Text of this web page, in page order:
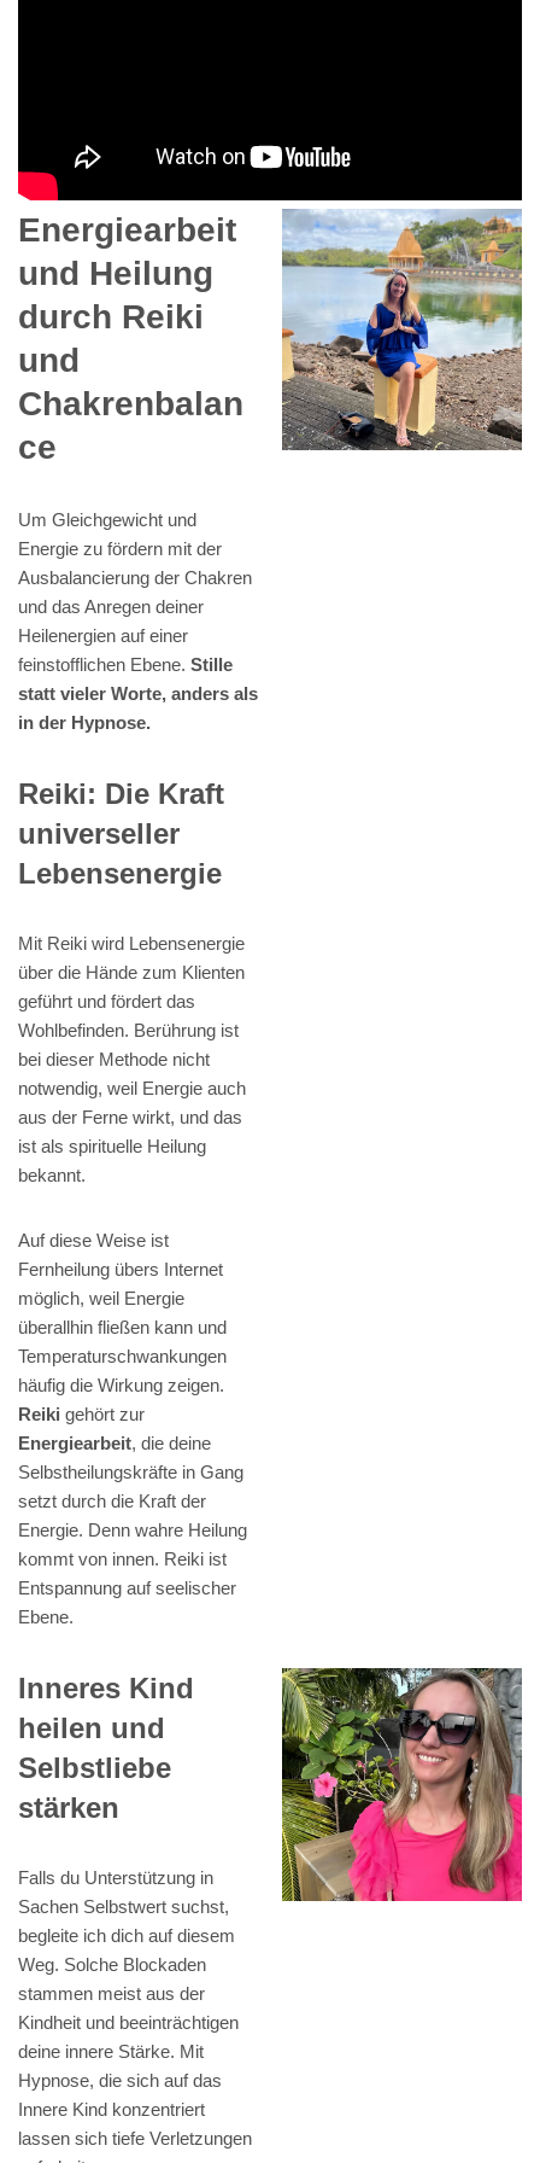
Energiearbeit
und Heilung
durch Reiki
und
Chakrenbalan
ce
Um Gleichgewicht und
Energie zu fördern mit der
Ausbalancierung der Chakren
und das Anregen deiner
Heilenergien auf einer
feinstofflichen Ebene. Stille
statt vieler Worte, anders als
in der Hypnose.
Reiki: Die Kraft
universeller
Lebensenergie
Mit Reiki wird Lebensenergie
über die Hände zum Klienten
geführt und fördert das
Wohlbefinden. Berührung ist
bei dieser Methode nicht
notwendig, weil Energie auch
aus der Ferne wirkt, und das
ist als spirituelle Heilung
bekannt.
Auf diese Weise ist
Fernheilung übers Internet
möglich, weil Energie
überallhin fließen kann und
Temperaturschwankungen
häufig die Wirkung zeigen.
Reiki gehört zur
Energiearbeit, die deine
Selbstheilungskräfte in Gang
setzt durch die Kraft der
Energie. Denn wahre Heilung
kommt von innen. Reiki ist
Entspannung auf seelischer
Ebene.
Inneres Kind
heilen und
Selbstliebe
stärken
Falls du Unterstützung in
Sachen Selbstwert suchst,
begleite ich dich auf diesem
Weg. Solche Blockaden
stammen meist aus der
Kindheit und beeinträchtigen
deine innere Stärke. Mit
Hypnose, die sich auf das
Innere Kind konzentriert
lassen sich tiefe Verletzungen